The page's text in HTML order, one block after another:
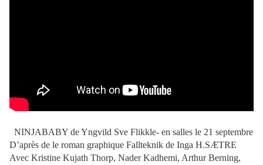
NINJABABY de Yngvild Sve Flikkle- en salles le 21 septembre
D’après de le roman graphique Fallteknik de Inga H.SÆTRE
Avec Kristine Kujath Thorp, Nader Kadhemi, Arthur Berning,